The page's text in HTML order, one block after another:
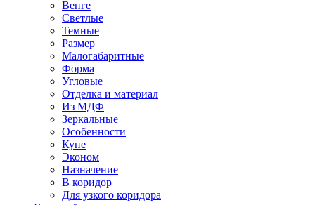
Венге
Светлые
Темные
Размер
Малогабаритные
Форма
Угловые
Отделка и материал
Из МДФ
Зеркальные
Особенности
Купе
Эконом
Назначение
В коридор
Для узкого коридора